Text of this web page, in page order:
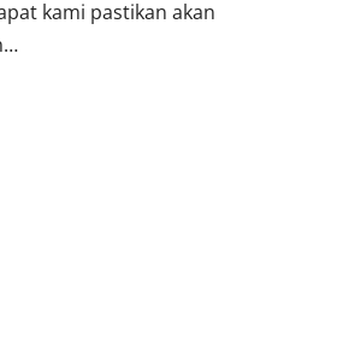
kami pastikan akan